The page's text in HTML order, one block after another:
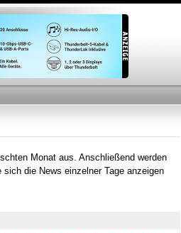
Monat aus. Anschließend werden
die News einzelner Tage anzeigen